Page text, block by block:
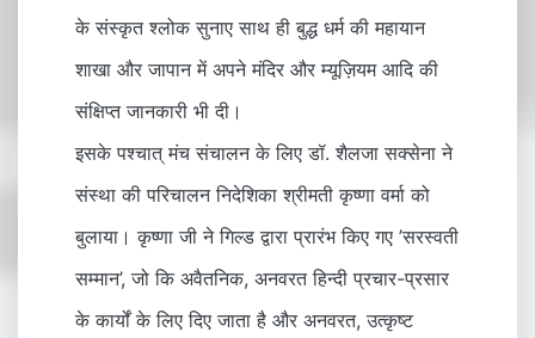
के संस्कृत श्लोक सुनाए साथ ही बुद्ध धर्म की महायान
शाखा और जापान में अपने मंदिर और म्यूज़ियम आदि की
संक्षिप्त जानकारी भी दी।
इसके पश्चात् मंच संचालन के लिए डॉ. शैलजा सक्सेना ने
संस्था की परिचालन निदेशिका श्रीमती कृष्णा वर्मा को
बुलाया। कृष्णा जी ने गिल्ड द्वारा प्रारंभ किए गए ’सरस्वती
सम्मान’, जो कि अवैतनिक, अनवरत हिन्दी प्रचार-प्रसार
के कार्यों के लिए दिए जाता है और अनवरत, उत्कृष्ट